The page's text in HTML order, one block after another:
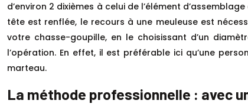
d’environ 2 dixièmes à celui de l’élément
tête est renflée, le recours à une meuleuse est
votre chasse-goupille, en le choisissant d’un
l’opération. En effet, il est préférable ici qu’une
marteau.
La méthode professionnelle : avec